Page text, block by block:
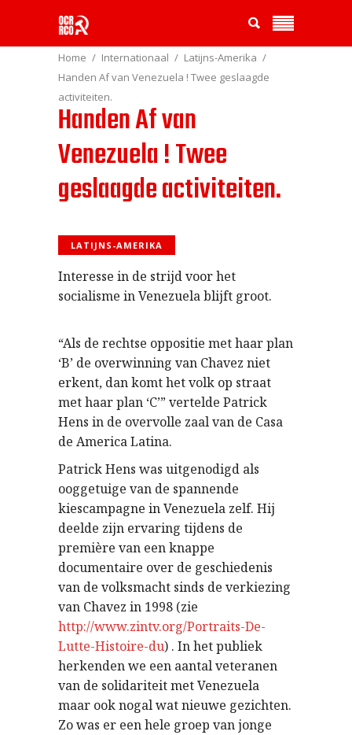
Home Internationaal
Latijns-Amerika
Handen Af van Venezuela ! Twee geslaagde
activiteiten.
Handen Af van
Venezuela ! Twee
geslaagde activiteiten.
LATIJNS-AMERIKA
Interesse in de strijd voor het
socialisme in Venezuela blijft groot.
“Als de rechtse oppositie met haar plan
‘B’ de overwinning van Chavez niet
erkent, dan komt het volk op straat
met haar plan ‘C’” vertelde Patrick
Hens in de overvolle zaal van de Casa
de America Latina.
Patrick Hens was uitgenodigd als
ooggetuige van de spannende
kiescampagne in Venezuela zelf. Hij
deelde zijn ervaring tijdens de
première van een knappe
documentaire over de geschiedenis
van de volksmacht sinds de verkiezing
van Chavez in 1998 (zie
http://www.zintv.org/Portraits-De-
Lutte-Histoire-du) . In het publiek
herkenden we een aantal veteranen
van de solidariteit met Venezuela
maar ook nogal wat nieuwe gezichten.
Zo was er een hele groep van jonge